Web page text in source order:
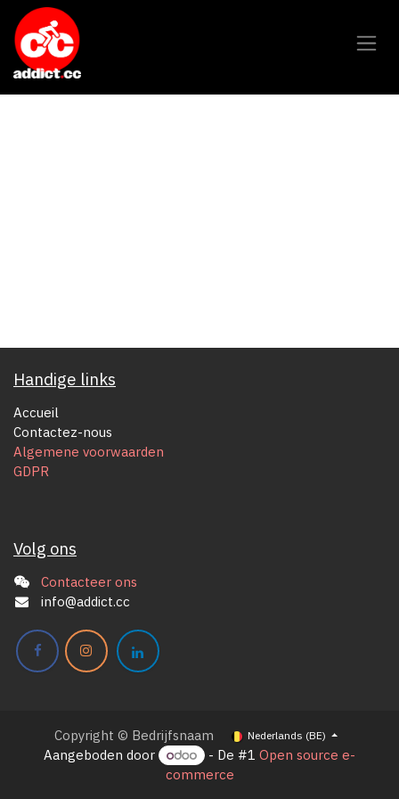
Overslaan naar inhoud
Handige links
Accueil
Contactez-nous
Algemene voorwaarden
GDPR
Volg ons
Contacteer ons
info@addict.cc
Copyright © Bedrijfsnaam Nederlands (BE)
Aangeboden door - De #1 Open source e-
commerce